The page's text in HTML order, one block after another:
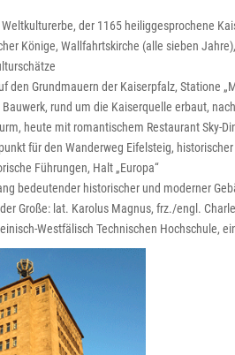
Weltkulturerbe, der 1165 heiliggesprochene
Könige, Wallfahrtskirche (alle sieben
den Grundmauern der Kaiserpfalz, Statione
rund um die Kaiserquelle erbaut,
heute mit romantischem Restaurant Sky-
für den Wanderweg Eifelsteig,
Führungen, Halt „Europa“
bedeutender historischer und moderner
Große: lat. Karolus Magnus, frz./engl.
Westfälisch Technischen Hochschule,